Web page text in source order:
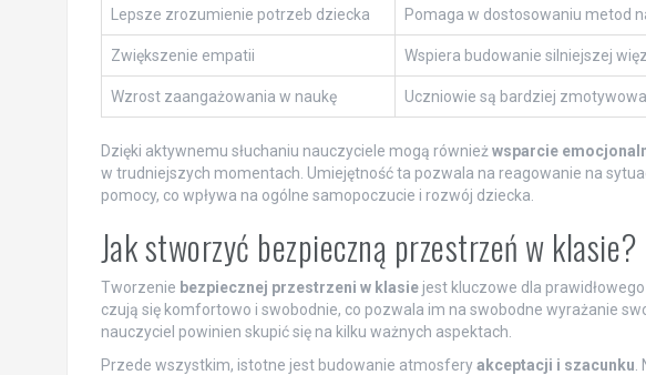
Lepsze zrozumienie potrzeb dziecka Pomaga w dostosowaniu metod
Zwiększenie empatii Wspiera budowanie silniejszej
Wzrost zaangażowania w naukę Uczniowie są bardziej
Dzięki aktywnemu słuchaniu nauczyciele mogą również wsparcie
w trudniejszych momentach. Umiejętność ta pozwala na reagowanie na
pomocy, co wpływa na ogólne samopoczucie i rozwój dziecka.
Jak stworzyć bezpieczną przestrzeń w klasie?
Tworzenie bezpiecznej przestrzeni w klasiejest kluczowe dla
czują się komfortowo i swobodnie, co pozwala im na swobodne wyrażanie
nauczyciel powinien skupić się na kilku ważnych aspektach.
Przede wszystkim, istotne jest budowanie atmosferyakceptacji i szacunku